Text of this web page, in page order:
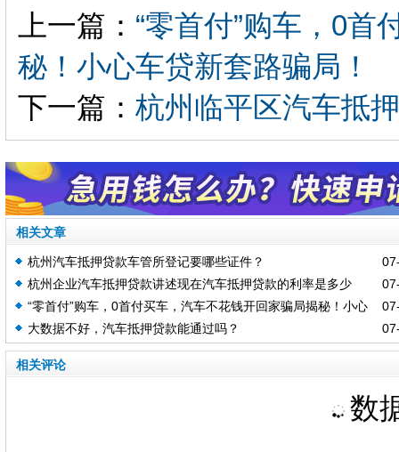
上一篇： “零首付”购车，0首
秘！小心车贷新套路骗局！
下一篇： 杭州临平区汽车抵
相关文章
杭州汽车抵押贷款车管所登记要哪些证件？
杭州企业汽车抵押贷款讲述现在汽车抵押贷款的利率是多少
“零首付”购车，0首付买车，汽车不花钱开回家骗局揭秘！小心
车贷新套路骗局！
大数据不好，汽车抵押贷款能通过吗？
相关评论
数